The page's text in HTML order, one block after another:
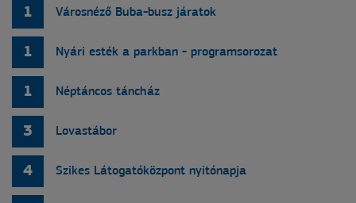
1 Városnéző Buba-busz járatok
1 Nyári esték a parkban - programsorozat
1 Néptáncos táncház
3 Lovastábor
4 Szikes Látogatóközpont nyitónapja